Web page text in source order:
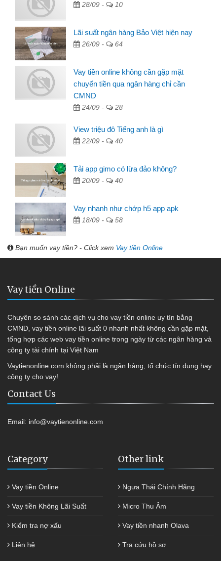
28/09 - 10
Lãi suất ngân hàng Bảo Việt hiện nay
26/09 - 64
Vay tiền online không cần gặp mặt
chuyển tiền qua ngân hàng chỉ cần
CMND
24/09 - 28
View triệu đô Tiếng anh là gì
22/09 - 40
Tải app gimo có lừa đảo không?
20/09 - 40
Vay nhanh như chớp h5 app apk
18/09 - 58
Bạn muốn vay tiền? - Click xem Vay tiền Online
Vay tiền Online
Chuyên so sánh các dịch vụ cho vay tiền online uy tín bằng
CMND, vay tiền online lãi suất 0 nhanh nhất không cần gặp mặt,
tổng hợp các web vay tiền online trong ngày từ các ngân hàng và
công ty tài chính tại Việt Nam
Vaytienonline.com không phải là ngân hàng, tổ chức tín dụng hay
công ty cho vay!
Contact Us
Email: info@vaytienonline.com
Category
Vay tiền Online
Vay tiền Không Lãi Suất
Kiểm tra nợ xấu
Liên hệ
Other link
Ngựa Thái Chính Hãng
Micro Thu Âm
Vay tiền nhanh Olava
Tra cứu hồ sơ